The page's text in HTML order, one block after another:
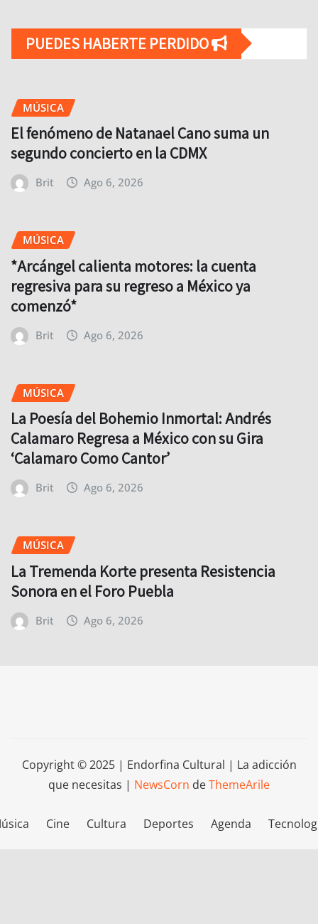
PUEDES HABERTE PERDIDO
MÚSICA
El fenómeno de Natanael Cano suma un
segundo concierto en la CDMX
Brit Ago 6, 2026
MÚSICA
*Arcángel calienta motores: la cuenta
regresiva para su regreso a México ya
comenzó*
Brit Ago 6, 2026
MÚSICA
La Poesía del Bohemio Inmortal: Andrés
Calamaro Regresa a México con su Gira
‘Calamaro Como Cantor’
Brit Ago 6, 2026
MÚSICA
La Tremenda Korte presenta Resistencia
Sonora en el Foro Puebla
Brit Ago 6, 2026
Copyright © 2025 | Endorfina Cultural | La adicción
que necesitas | NewsCorn deThemeArile
Cine Cultura Deportes Agenda